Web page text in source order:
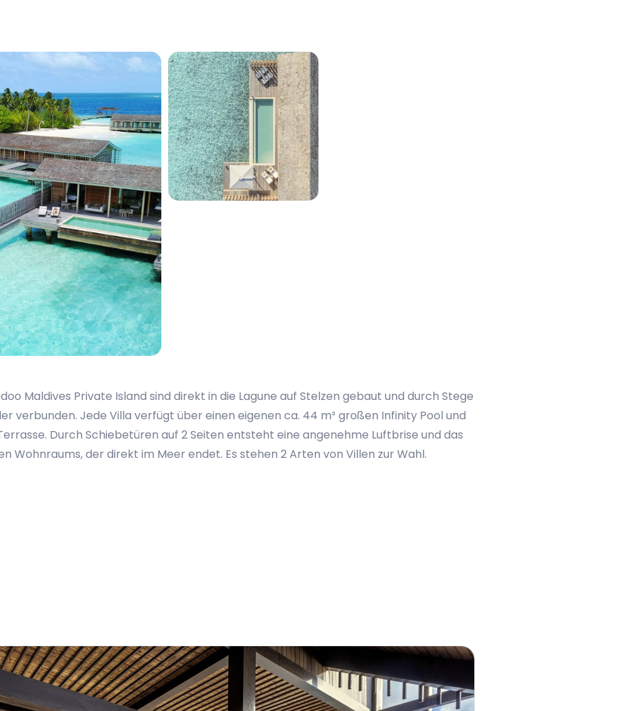
Maldives Private Island sind direkt in die Lagune auf Stelzen gebaut und durch Stege
verbunden. Jede Villa verfügt über einen eigenen ca. 44 m² großen Infinity Pool und
Durch Schiebetüren auf 2 Seiten entsteht eine angenehme Luftbrise und das
Wohnraums, der direkt im Meer endet. Es stehen 2 Arten von Villen zur Wahl.